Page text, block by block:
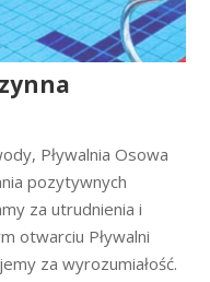
Pływalnia Osowa
pozytywnych
za utrudnienia i
otwarciu Pływalni
za wyrozumiałość.